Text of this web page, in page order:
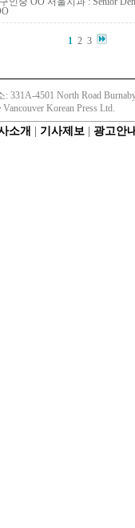
1 2 3
: 331A-4501 North Road
Vancouver Korean Press Ltd.
소개 기사제보 광고안